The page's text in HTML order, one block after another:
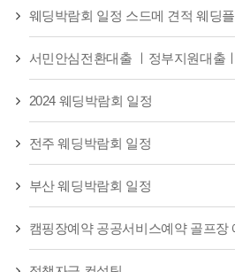
웨딩박람회 일정 스드메 견적 웨딩
서민안심전환대출 ㅣ정부지원대출
2024 웨딩박람회 일정
전주 웨딩박람회 일정
부산 웨딩박람회 일정
캠핑장예약 공공서비스예약 골프장